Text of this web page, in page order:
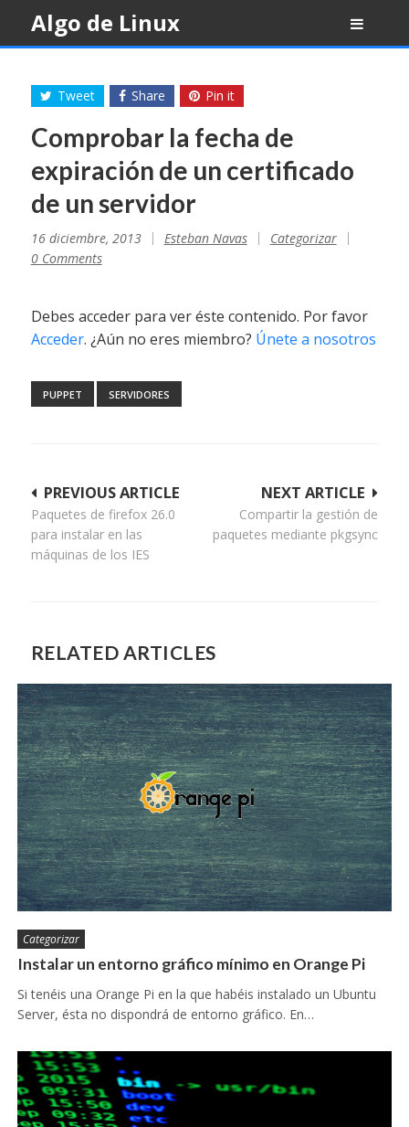
content
Algo de Linux
Tweet Share Pin it
Comprobar la fecha de
expiración de un certificado
de un servidor
16 diciembre, 2013 Esteban Navas
Categorizar
0 Comments
Debes acceder para ver éste contenido. Por favor
Acceder. ¿Aún no eres miembro? Únete a nosotros
PUPPET SERVIDORES
Navegación
de
entradas
NEXT ARTICLE
Compartir la gestión de
paquetes mediante pkgsync
PREVIOUS ARTICLE
Paquetes de firefox 26.0
para instalar en las
máquinas de los IES
RELATED ARTICLES
Categorizar
Instalar un entorno gráfico mínimo en Orange Pi
Si tenéis una Orange Pi en la que habéis instalado un Ubuntu
Server, ésta no dispondrá de entorno gráfico. En…